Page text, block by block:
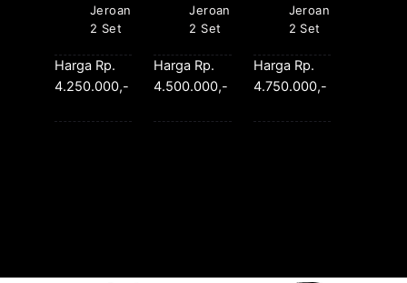
Jeroan
2 Set
Harga Rp.
4.250.000,-
Jeroan
2 Set
Harga Rp.
4.500.000,-
Jeroan
2 Set
Harga Rp.
4.750.000,-